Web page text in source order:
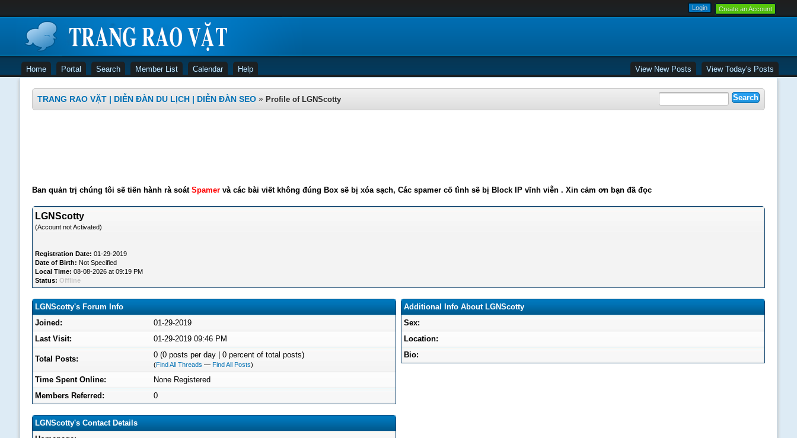
Create an Account
Home Portal Search Member List Calendar Help View New Posts View Today's Posts
TRANG RAO VẶT | DIỄN ĐÀN DU LỊCH | DIỄN ĐÀN SEO » Profile of LGNScotty
Ban quản trị chúng tôi sẽ tiến hành rà soát Spamervà các bài viết không đúng Box sẽ bị xóa sạch, Các spamer cố tình sẽ bị Block IP vĩnh viễn . Xin cảm ơn bạn đã đọc
LGNScotty
(Account not Activated)
Registration Date: 01-29-2019
Date of Birth: Not Specified
Local Time: 08-08-2026 at 09:19 PM
Status: Offline
LGNScotty's Forum Info
Joined:
01-29-2019
Last Visit:
01-29-2019 09:46 PM
Total Posts: 0 (0 posts per day | 0 percent of total posts)
(Find All Threads — Find All Posts)
Time Spent Online:
None Registered
Members Referred:
0
LGNScotty's Contact Details
Additional Info About LGNScotty
Sex:
Location:
Bio: